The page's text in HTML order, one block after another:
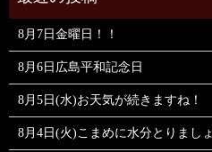
8月7日金曜日！！
8月6日広島平和記念日
8月5日(水)お天気が続きますね！
8月4日(火)こまめに水分とりまし